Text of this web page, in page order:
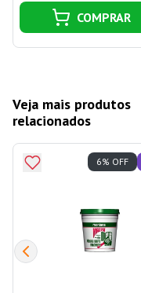
COMPRAR
Veja mais produtos
relacionados
6% OFF